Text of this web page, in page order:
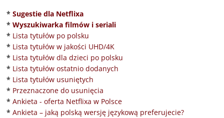
* Sugestie dla Netflixa
* Wyszukiwarka filmów i seriali
* Lista tytułów po polsku
* Lista tytułów w jakości UHD/4K
* Lista tytułów dla dzieci po polsku
* Lista tytułów ostatnio dodanych
* Lista tytułów usuniętych
* Przeznaczone do usunięcia
* Ankieta - oferta Netflixa w Polsce
* Ankieta – jaką polską wersję językową preferujecie?